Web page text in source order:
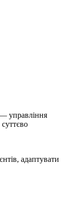
— управління
адаптувати